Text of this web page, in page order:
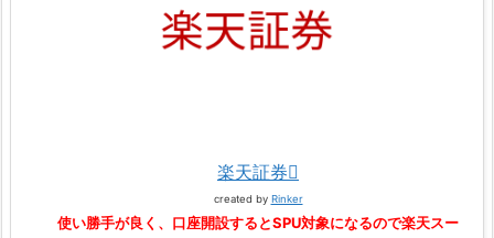
楽天証券
created by Rinker
使い勝手が良く、口座開設するとSPU対象になるので楽天スー